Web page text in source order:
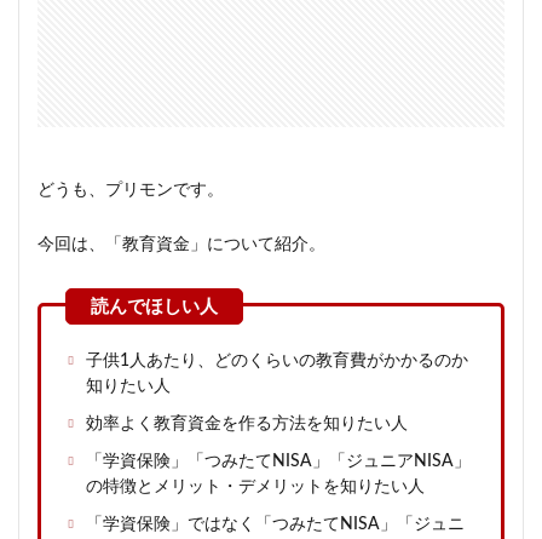
どうも、プリモンです。
今回は、「教育資金」について紹介。
子供1人あたり、どのくらいの教育費がかかるのか
知りたい人
効率よく教育資金を作る方法を知りたい人
「学資保険」「つみたてNISA」「ジュニアNISA」
の特徴とメリット・デメリットを知りたい人
「学資保険」ではなく「つみたてNISA」「ジュニ